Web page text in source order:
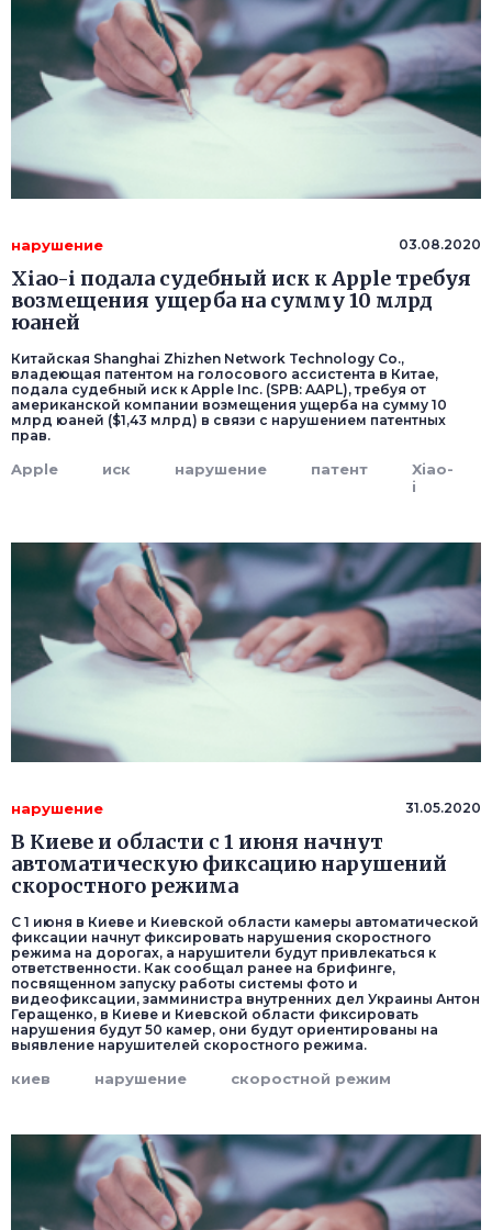
нарушение 03.08.2020
Xiao-i подала судебный иск к Apple требуя
возмещения ущерба на сумму 10 млрд
юаней
Китайская Shanghai Zhizhen Network Technology Co.,
владеющая патентом на голосового ассистента в Китае,
подала судебный иск к Apple Inc. (SPB: AAPL), требуя от
американской компании возмещения ущерба на сумму 10
млрд юаней ($1,43 млрд) в связи с нарушением патентных
прав.
Apple иск нарушение патент
Xiao-
i
нарушение 31.05.2020
В Киеве и области с 1 июня начнут
автоматическую фиксацию нарушений
скоростного режима
С 1 июня в Киеве и Киевской области камеры автоматической
фиксации начнут фиксировать нарушения скоростного
режима на дорогах, а нарушители будут привлекаться к
ответственности. Как сообщал ранее на брифинге,
посвященном запуску работы системы фото и
видеофиксации, замминистра внутренних дел Украины Антон
Геращенко, в Киеве и Киевской области фиксировать
нарушения будут 50 камер, они будут ориентированы на
выявление нарушителей скоростного режима.
киев нарушение скоростной режим